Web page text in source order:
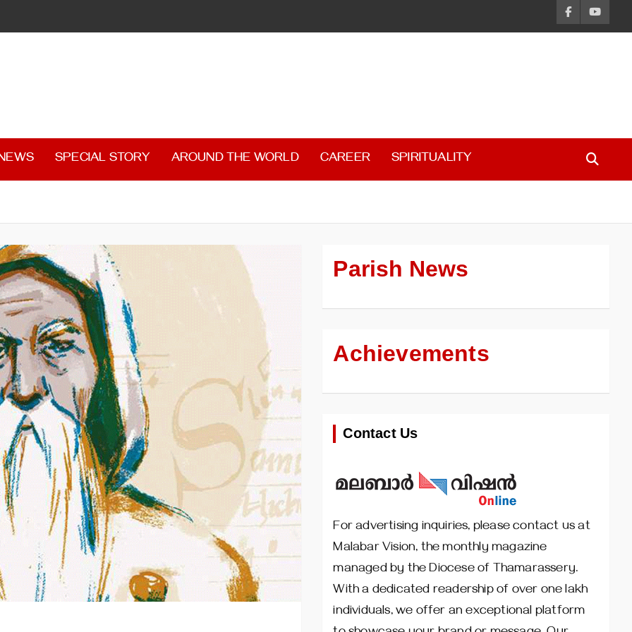
SPECIAL STORY AROUND THE WORLD CAREER SPIRITUALITY
Parish News
Achievements
Contact Us
For advertising inquiries, please contact us at
Malabar Vision, the monthly magazine
managed by the Diocese of Thamarassery.
With a dedicated readership of over one lakh
individuals, we offer an exceptional platform